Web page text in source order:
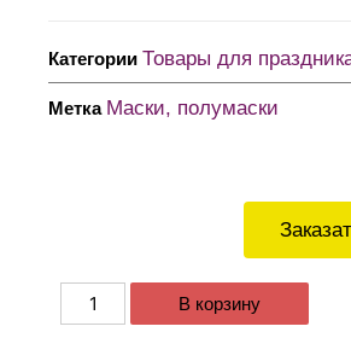
В корзину
Категории Товары для
Метка Маски, полумаски